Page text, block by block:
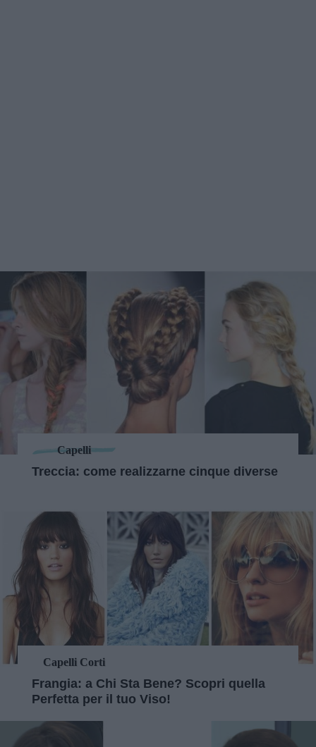
Capelli
Treccia: come realizzarne cinque diverse
Capelli Corti
Frangia: a Chi Sta Bene? Scopri quella
Perfetta per il tuo Viso!